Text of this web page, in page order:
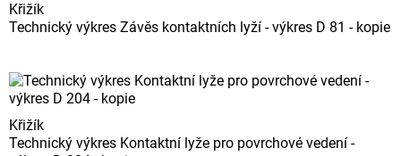
Křižík
Technický výkres Závěs kontaktních lyží - výkres D 81 - kopie
Křižík
Technický výkres Kontaktní lyže pro povrchové vedení -